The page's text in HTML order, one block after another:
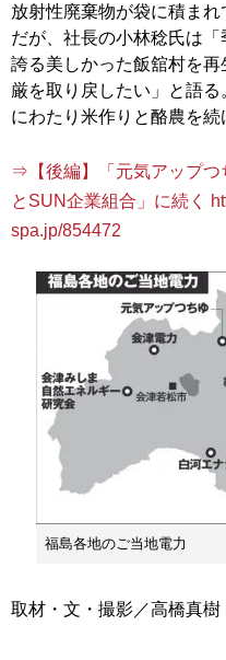
放射性廃棄物が袋に積ま
だが、社長の小林稔氏は
誇る美しかった飯舘村を
厳を取り戻したい」と語
にわたり米作りと酪農を続
⇒【後編】「元気アップつ
とSUN企業組合」に続く
spa.jp/854472
福島各地のご当地電力